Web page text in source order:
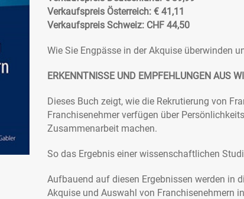
Verkaufspreis Österreich: € 41,11
Verkaufspreis Schweiz: CHF 44,50
Wie Sie Engpässe in der Akquise überwinden
ERKENNTNISSE UND EMPFEHLUNGEN AUS
Dieses Buch zeigt, wie die Rekrutierung von
Franchisenehmer verfügen über
Zusammenarbeit machen.
So das Ergebnis einer wissenschaftlichen
Aufbauend auf diesen Ergebnissen werden in
Akquise und Auswahl von Franchisenehmern